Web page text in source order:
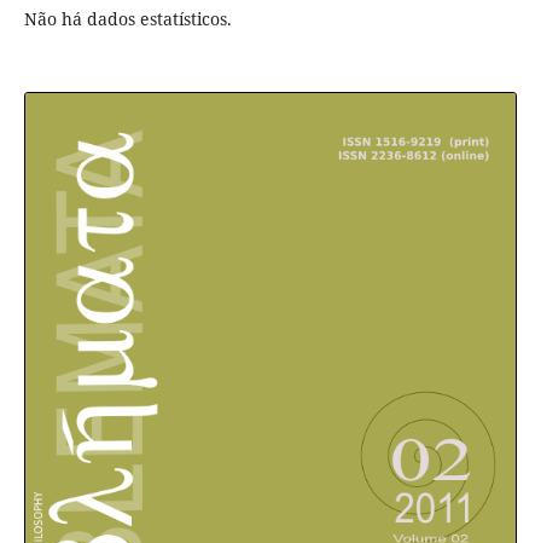
Não há dados estatísticos.